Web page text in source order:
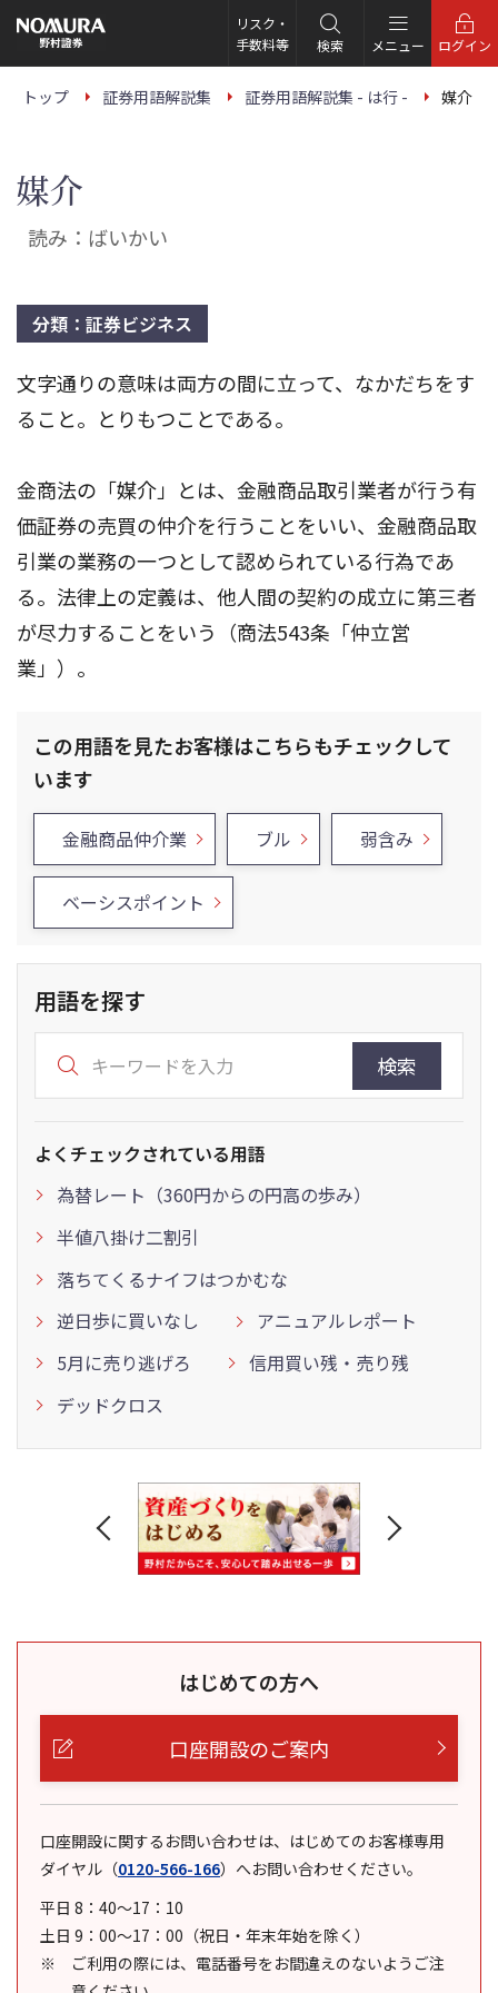
の
ー
リスク・
手数料等
検索 メニュー ログイン
トップ 証券用語解説集 証券用語解説集 - は行 - 媒介
媒介
読み：ばいかい
分類：証券ビジネス
文字通りの意味は両方の間に立って、なかだちをす
ること。とりもつことである。
金商法の「媒介」とは、金融商品取引業者が行う有
価証券の売買の仲介を行うことをいい、金融商品取
引業の業務の一つとして認められている行為であ
る。法律上の定義は、他人間の契約の成立に第三者
が尽力することをいう（商法543条「仲立営
業」）。
この用語を見たお客様はこちらもチェックして
います
金融商品仲介業 ブル 弱含み
ベーシスポイント
用語を探す
検索
よくチェックされている用語
為替レート（360円からの円高の歩み）
半値八掛け二割引
落ちてくるナイフはつかむな
逆日歩に買いなし
アニュアルレポート
5月に売り逃げろ
信用買い残・売り残
デッドクロス
はじめての方へ
口座開設のご案内
口座開設に関するお問い合わせは、はじめてのお客様専用
ダイヤル （0120-566-166） へお問い合わせください。
平日 8：40～17：10
土日 9：00～17：00（祝日・年末年始を除く）
ご利用の際には、電話番号をお間違えのないようご注